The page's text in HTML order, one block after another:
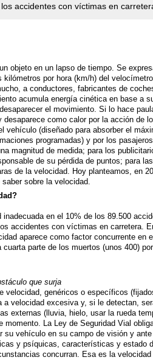
accidentes con víctimas en
objeto en un lapso de tiempo. Se
kilómetros por hora (km/h) del
a conductores, fabricantes de
acumula energía cinética en base a
el movimiento. Si lo hace
como calor por la acción de
vehículo (diseñado para absorber el
programadas) y por los
magnitud de medida; para los
de su pérdida de puntos; para
de la velocidad. Hoy planteamos, en
sobre la velocidad.
inadecuada en el 10% de los 89.500
accidentes con víctimas en carretera.
aparece como factor concurrente en
parte de los muertos (unos 400)
que surja
velocidad, genéricos o específicos
velocidad excesiva y, si le detectan,
externas (lluvia, hielo, usar la rueda
momento. La Ley de Seguridad Vial
su vehículo en su campo de visión y
y psíquicas, características y estado
concurran. Esa es la velocidad